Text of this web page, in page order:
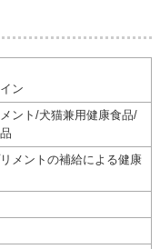
ン
ント/犬猫兼用健康食品/
メントの補給による健康